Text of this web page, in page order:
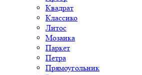
Квадрат
Классико
Литос
Мозаика
Паркет
Петра
Прямоугольник